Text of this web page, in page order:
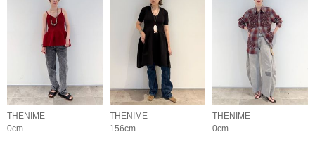
THENIME
0cm
THENIME
156cm
THENIME
0cm